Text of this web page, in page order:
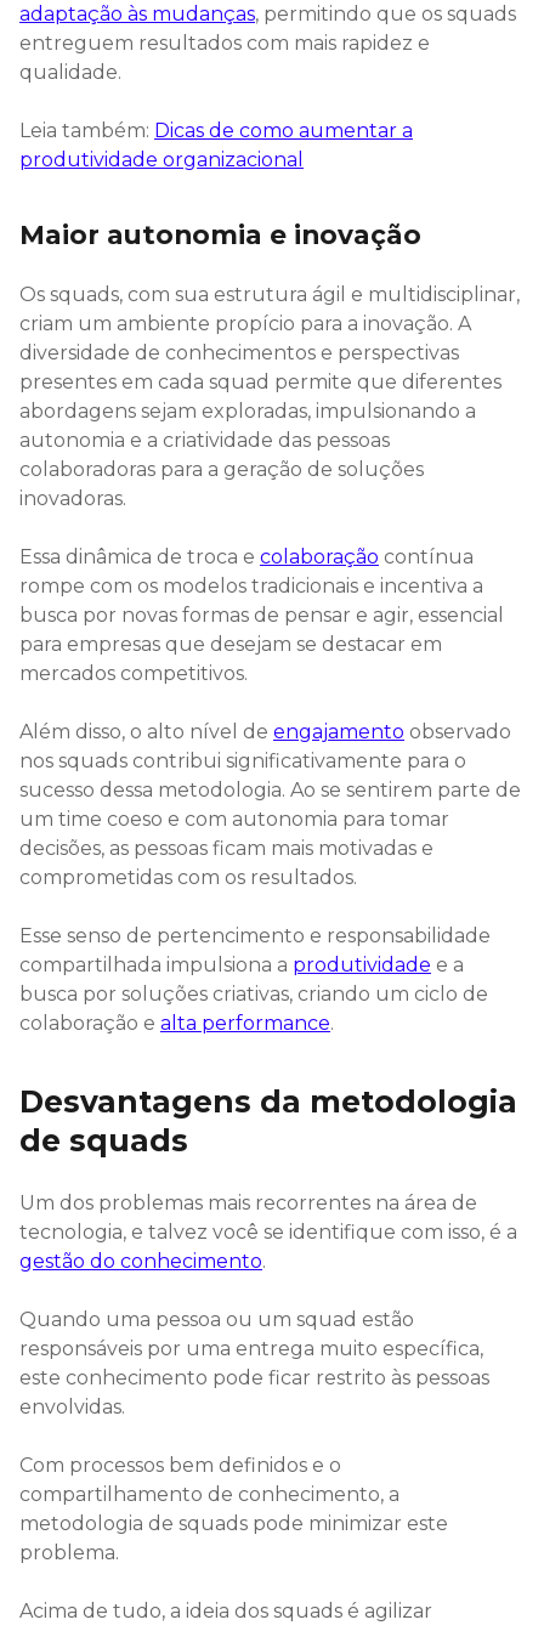
adaptação às mudanças, permitindo que os squads
entreguem resultados com mais rapidez e
qualidade.
Leia também: Dicas de como aumentar a
produtividade organizacional
Maior autonomia e inovação
Os squads, com sua estrutura ágil e multidisciplinar,
criam um ambiente propício para a inovação. A
diversidade de conhecimentos e perspectivas
presentes em cada squad permite que diferentes
abordagens sejam exploradas, impulsionando a
autonomia e a criatividade das pessoas
colaboradoras para a geração de soluções
inovadoras.
Essa dinâmica de troca e colaboração contínua
rompe com os modelos tradicionais e incentiva a
busca por novas formas de pensar e agir, essencial
para empresas que desejam se destacar em
mercados competitivos.
Além disso, o alto nível de engajamento observado
nos squads contribui significativamente para o
sucesso dessa metodologia. Ao se sentirem parte de
um time coeso e com autonomia para tomar
decisões, as pessoas ficam mais motivadas e
comprometidas com os resultados.
Esse senso de pertencimento e responsabilidade
compartilhada impulsiona a produtividade e a
busca por soluções criativas, criando um ciclo de
colaboração e alta performance.
Desvantagens da metodologia
de squads
Um dos problemas mais recorrentes na área de
tecnologia, e talvez você se identifique com isso, é a
gestão do conhecimento.
Quando uma pessoa ou um squad estão
responsáveis por uma entrega muito específica,
este conhecimento pode ficar restrito às pessoas
envolvidas.
Com processos bem definidos e o
compartilhamento de conhecimento, a
metodologia de squads pode minimizar este
problema.
Acima de tudo, a ideia dos squads é agilizar